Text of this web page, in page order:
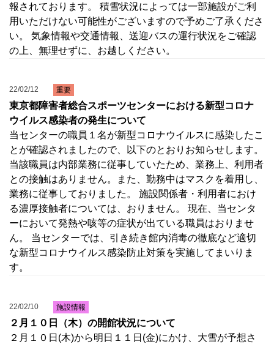
報されております。 積雪状況によっては一部施設がご利
用いただけない可能性がございますので予めご了承くださ
い。 気象情報や交通情報、送迎バスの運行状況をご確認
の上、無理せずに、お越しください。
22/02/12 重要
東京都障害者総合スポーツセンターにおける新型コロナ
ウイルス感染者の発生について
当センターの職員１名が新型コロナウイルスに感染したこ
とが確認されましたので、以下のとおりお知らせします。
当該職員は内部業務に従事していたため、業務上、利用者
との接触はありません。また、勤務中はマスクを着用し、
業務に従事しておりました。 施設関係者・利用者におけ
る濃厚接触者については、おりません。 現在、当センタ
ーにおいて発熱や咳等の症状が出ている職員はおりませ
ん。 当センターでは、引き続き館内消毒の徹底など適切
な新型コロナウイルス感染防止対策を実施してまいりま
す。
22/02/10 施設情報
２月１０日（木）の開館状況について
２月１０日(木)から明日１１日(金)にかけ、大雪が予想さ